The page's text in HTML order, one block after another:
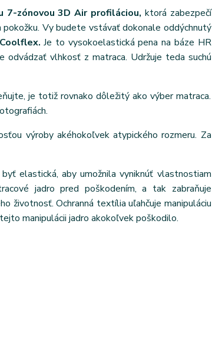
7-zónovou 3D Air profiláciou, ktorá zabezpečí
pokožku. Vy budete vstávať dokonale oddýchnutý
Coolflex.Je to vysokoelastická pena na báze HR
odvádzať vlhkosť z matraca. Udržuje teda suchú
je totiž rovnako dôležitý ako výber matraca.
výroby akéhokoľvek atypického rozmeru. Za
elastická, aby umožnila vyniknúť vlastnostiam
jadro pred poškodením, a tak zabraňuje
životnosť. Ochranná textília uľahčuje manipuláciu
manipulácii jadro akokoľvek poškodilo.